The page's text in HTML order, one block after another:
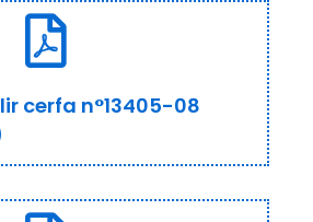
cerfa n°13405-08